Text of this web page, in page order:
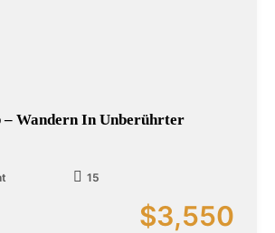
Wandern In Unberührter
15
$3,550